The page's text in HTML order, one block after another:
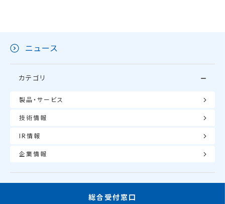
ニュース
カテゴリ
製品・サービス
技術情報
IR情報
企業情報
総合受付窓口